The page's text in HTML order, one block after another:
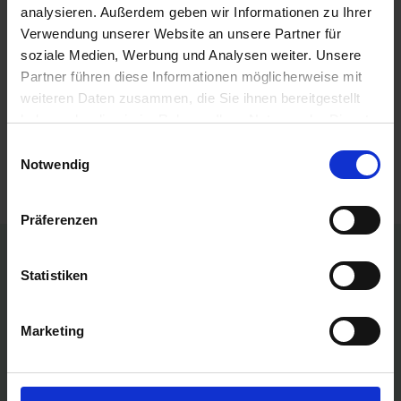
analysieren. Außerdem geben wir Informationen zu Ihrer
Verwendung unserer Website an unsere Partner für
soziale Medien, Werbung und Analysen weiter. Unsere
Partner führen diese Informationen möglicherweise mit
weiteren Daten zusammen, die Sie ihnen bereitgestellt
haben oder die sie im Rahmen Ihrer Nutzung der Dienste
Notwendig
Präferenzen
Statistiken
Marketing
Ackerkulturen. Schneckenkorn
sollte gleichmäßig dort, wo
die Schnecken auftreten, verteilt werden.
Produkte vergleichen
Sie haben keine Artikel zum Vergleichen.
Bezahlung auf Rechnung